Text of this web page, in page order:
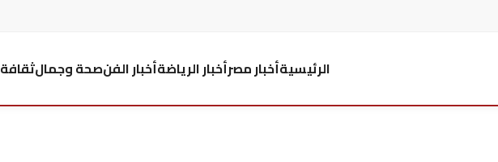
الرئيسيةأخبار مصرأخبار الرياضةأخبار الفنصحة وجمالثقافة